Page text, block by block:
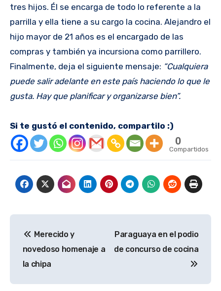
tres hijos. Él se encarga de todo lo referente a la
parrilla y ella tiene a su cargo la cocina. Alejandro el
hijo mayor de 21 años es el encargado de las
compras y también ya incursiona como parrillero.
Finalmente, deja el siguiente mensaje: “Cualquiera
puede salir adelante en este país haciendo lo que le
gusta. Hay que planificar y organizarse bien”.
Si te gustó el contenido, compartilo :)
0
Compartidos
de
entradas
Merecido y
novedoso homenaje a
la chipa
Paraguaya en el podio
de concurso de cocina